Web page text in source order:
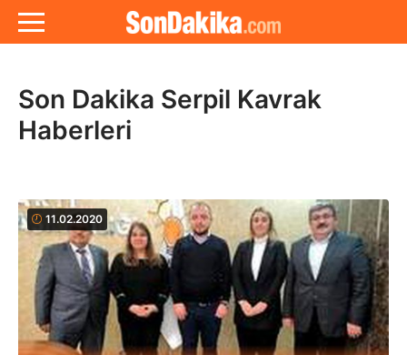
Son Dakika Serpil Kavrak
Haberleri
11.02.2020